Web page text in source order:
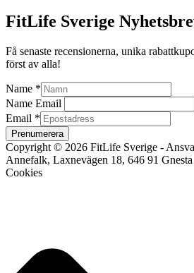
FitLife Sverige
Få senaste recensionerna, unika
först av alla!
Name *
Name Email
Email *
Prenumerera
Copyright © 2026 FitLife Sverige -
Annefalk, Laxnevägen 18, 646 91 Gnesta
Cookies